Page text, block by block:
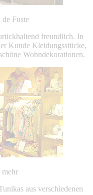
Fuste
freundlich. In
Kunde Kleidungsstücke,
Wohndekorationen.
mehr
aus verschiedenen